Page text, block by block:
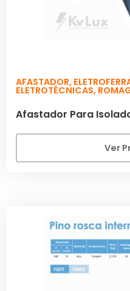
AFASTADOR,
ELETROTÉCNICAS,
Afastador Para
Ver